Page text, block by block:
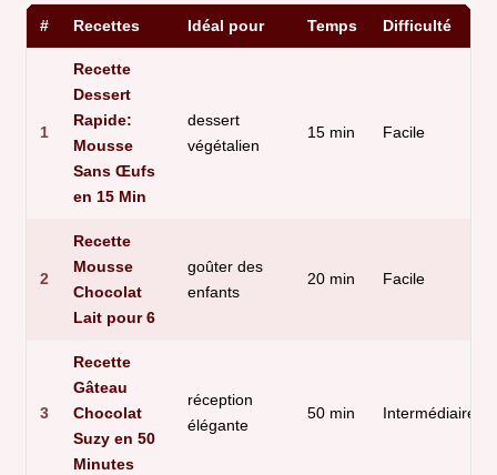
# Recettes Idéal pour Temps Difficulté
1
Recette
Dessert
Rapide:
Mousse
Sans Œufs
en 15 Min
dessert
végétalien
15 min Facile
2
Recette
Mousse
Chocolat
Lait pour 6
goûter des
enfants
20 min Facile
3
Recette
Gâteau
Chocolat
Suzy en 50
Minutes
réception
élégante
50 min Intermédiaire